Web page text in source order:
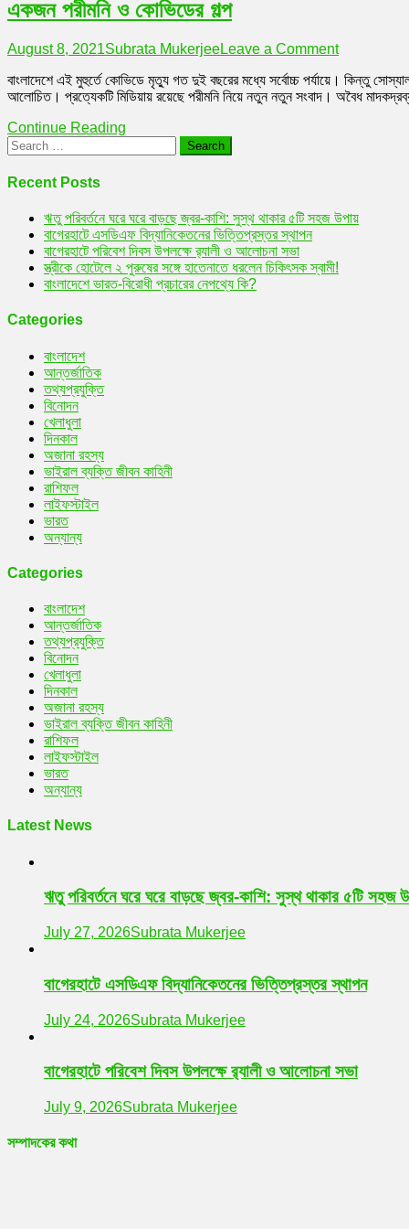
একজন পরীমনি ও কোভিডের গল্প
August 8, 2021Subrata MukerjeeLeave a Commenton
পরীমনি
ও
বাংলাদেশে এই মুহুর্তে কোভিডে মৃত্যু গত দুই বছরের মধ্যে সর্বোচ্চ পর্যায়ে। কিন্তু
আলোচিত। প্রত্যেকটি মিডিয়ায় রয়েছে পরীমনি নিয়ে নতুন নতুন সংবাদ। অবৈধ
Continue Reading
Search
for:
Recent Posts
ঋতু পরিবর্তনে ঘরে ঘরে বাড়ছে জ্বর-কাশি: সুস্থ থাকার ৫টি সহজ উপায়
বাগেরহাটে এসডিএফ বিদ্যানিকেতনের ভিত্তিপ্রস্তর স্থাপন
বাগেরহাটে পরিবেশ দিবস উপলক্ষে র‌্যালী ও আলোচনা সভা
স্ত্রীকে হোটেলে ২ পুরুষের সঙ্গে হাতেনাতে ধরলেন চিকিৎসক স্বামী!
বাংলাদেশে ভারত-বিরোধী প্রচারের নেপথ্যে কি?
Categories
বাংলাদেশ
আন্তর্জাতিক
তথ্যপ্রযুক্তি
বিনোদন
খেলাধুলা
দিনকাল
অজানা রহস্য
ভাইরাল ব্যক্তি জীবন কাহিনী
রাশিফল
লাইফস্টাইল
ভারত
অন্যান্য
Categories
বাংলাদেশ
আন্তর্জাতিক
তথ্যপ্রযুক্তি
বিনোদন
খেলাধুলা
দিনকাল
অজানা রহস্য
ভাইরাল ব্যক্তি জীবন কাহিনী
রাশিফল
লাইফস্টাইল
ভারত
অন্যান্য
Latest News
ঋতু পরিবর্তনে ঘরে ঘরে বাড়ছে জ্বর-কাশি: সুস্থ থাকার ৫টি সহজ
July 27, 2026Subrata Mukerjee
বাগেরহাটে এসডিএফ বিদ্যানিকেতনের ভিত্তিপ্রস্তর স্থাপন
July 24, 2026Subrata Mukerjee
বাগেরহাটে পরিবেশ দিবস উপলক্ষে র‌্যালী ও আলোচনা সভা
July 9, 2026Subrata Mukerjee
সম্পাদকের কথা